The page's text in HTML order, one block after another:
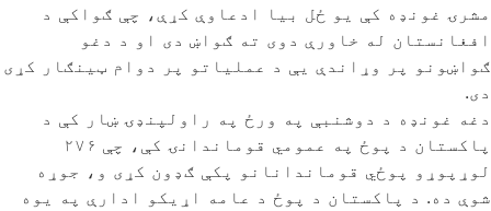
مشرۍ غونډه کې یو ځل بیا ادعاوې کړې، چې ګواکې د
افغانستان له خاورې دوی ته ګواښ دی او د دغو
ګواښونو پر وړاندې یې د عملیاتو پر دوام ټینګار کړی
دی.
دغه غونډه د دوشنبې په ورځ په راولپنډۍ ښار کې د
پاکستان د پوځ په عمومي قوماندانۍ کې، چې ۲۷۶
لوړپوړو پوځي قوماندانانو پکې ګډون کړی و، جوړه
شوې ده. د پاکستان د پوځ د عامه اړیکو ادارې په یوه